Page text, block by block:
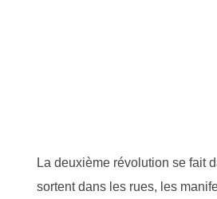
La deuxième révolution se fait
sortent dans les rues, les